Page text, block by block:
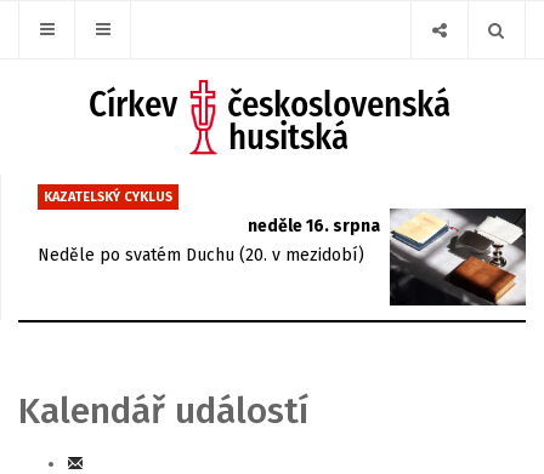
KAZATELSKÝ CYKLUS
neděle 16. srpna
Neděle po svatém Duchu (20. v mezidobí)
Kalendář událostí